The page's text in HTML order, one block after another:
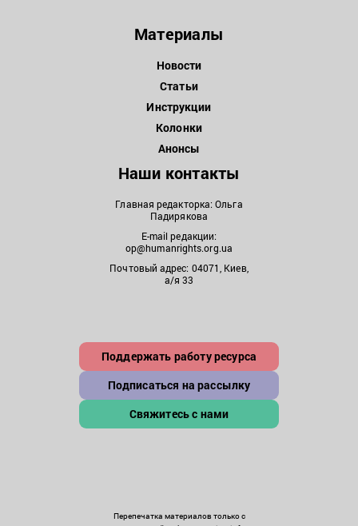
Материалы
Новости
Статьи
Инструкции
Колонки
Анонсы
Наши контакты
Главная редакторка: Ольга
Падирякова
E-mail редакции:
op@humanrights.org.ua
Почтовый адрес: 04071, Киев,
а/я 33
Поддержать работу ресурса
Подписаться на рассылку
Свяжитесь с нами
Перепечатка материалов только с